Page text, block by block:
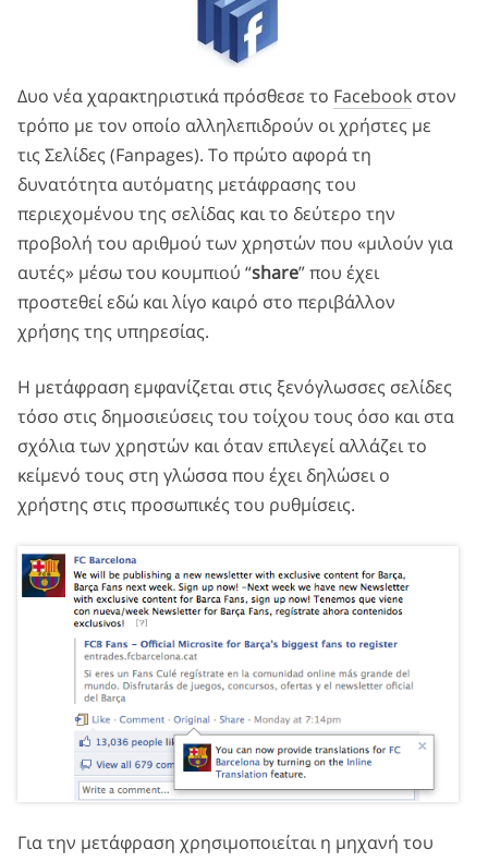
Δυο νέα χαρακτηριστικά πρόσθεσε το Facebook στον
τρόπο με τον οποίο αλληλεπιδρούν οι χρήστες με
τις Σελίδες (Fanpages). Το πρώτο αφορά τη
δυνατότητα αυτόματης μετάφρασης του
περιεχομένου της σελίδας και το δεύτερο την
προβολή του αριθμού των χρηστών που «μιλούν για
αυτές» μέσω του κουμπιού “share” που έχει
προστεθεί εδώ και λίγο καιρό στο περιβάλλον
χρήσης της υπηρεσίας.
Η μετάφραση εμφανίζεται στις ξενόγλωσσες σελίδες
τόσο στις δημοσιεύσεις του τοίχου τους όσο και στα
σχόλια των χρηστών και όταν επιλεγεί αλλάζει το
κείμενό τους στη γλώσσα που έχει δηλώσει ο
χρήστης στις προσωπικές του ρυθμίσεις.
Για την μετάφραση χρησιμοποιείται η μηχανή του